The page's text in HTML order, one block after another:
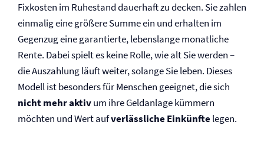
Fixkosten im Ruhestand dauerhaft zu decken. Sie zahlen
einmalig eine größere Summe ein und erhalten im
Gegenzug eine garantierte, lebenslange monatliche
Rente. Dabei spielt es keine Rolle, wie alt Sie werden –
die Auszahlung läuft weiter, solange Sie leben. Dieses
Modell ist besonders für Menschen geeignet, die sich
nicht mehr aktivum ihre Geldanlage kümmern
möchten und Wert aufverlässliche Einkünftelegen.